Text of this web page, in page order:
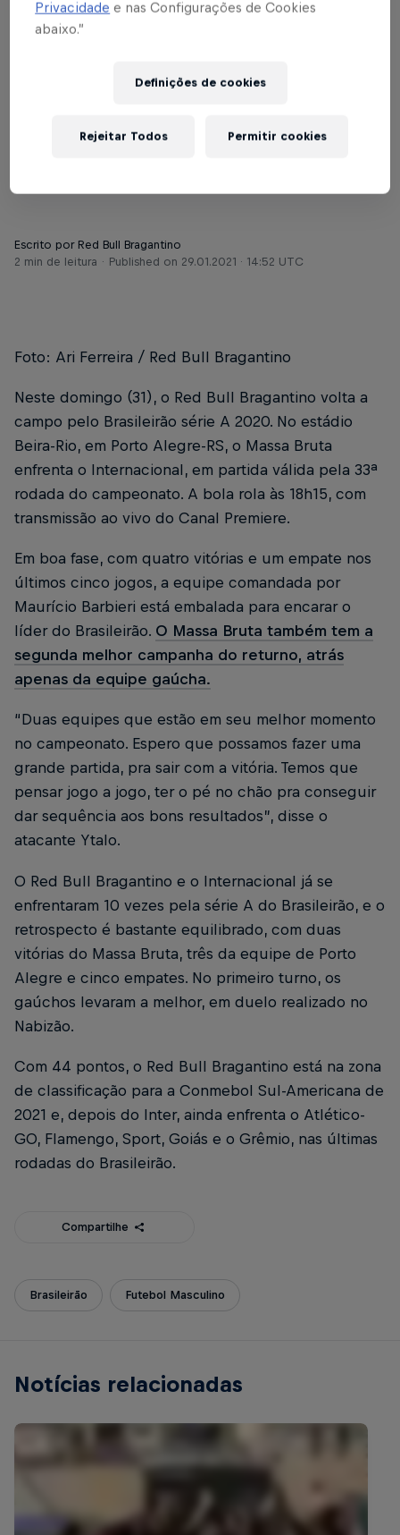
BRASILEIRÃO
visita o Internacional,
pela 33ª rodada do
Escrito por Red Bull Bragantino
2 min de leitura
Published on 29.01.2021 · 14:52 UTC
Foto: Ari Ferreira / Red Bull Bragantino
Neste domingo (31), o Red Bull Bragantino volta a
campo pelo Brasileirão série A 2020. No estádio
Beira-Rio, em Porto Alegre-RS, o Massa Bruta
enfrenta o Internacional, em partida válida pela 33ª
rodada do campeonato. A bola rola às 18h15, com
transmissão ao vivo do Canal Premiere.
Em boa fase, com quatro vitórias e um empate nos
últimos cinco jogos, a equipe comandada por
Maurício Barbieri está embalada para encarar o
líder do Brasileirão. O Massa Bruta também tem a
segunda melhor campanha do returno, atrás
apenas da equipe gaúcha.
“Duas equipes que estão em seu melhor momento
no campeonato. Espero que possamos fazer uma
grande partida, pra sair com a vitória. Temos que
pensar jogo a jogo, ter o pé no chão pra conseguir
dar sequência aos bons resultados”, disse o
atacante Ytalo.
O Red Bull Bragantino e o Internacional já se
enfrentaram 10 vezes pela série A do Brasileirão, e o
retrospecto é bastante equilibrado, com duas
vitórias do Massa Bruta, três da equipe de Porto
Alegre e cinco empates. No primeiro turno, os
gaúchos levaram a melhor, em duelo realizado no
Nabizão.
Com 44 pontos, o Red Bull Bragantino está na zona
de classificação para a Conmebol Sul-Americana de
2021 e, depois do Inter, ainda enfrenta o Atlético-
GO, Flamengo, Sport, Goiás e o Grêmio, nas últimas
rodadas do Brasileirão.
Compartilhe
Brasileirão Futebol Masculino
Notícias relacionadas
Privacidade e nas Configurações de Cookies
abaixo.”
Definições de cookies
Rejeitar Todos Permitir cookies